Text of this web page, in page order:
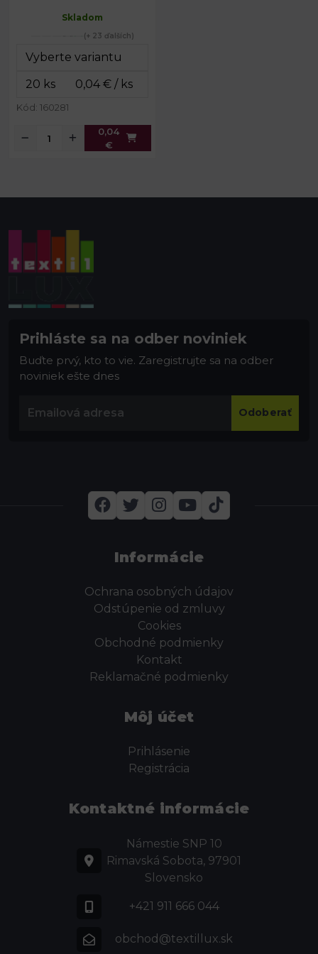
Skladom
(+ 23 ďalších)
Kód: 160281
0,04
€
Prihláste sa na odber noviniek
Buďte prvý, kto to vie. Zaregistrujte sa na odber
noviniek ešte dnes
Odoberať
Informácie
Ochrana osobných údajov
Odstúpenie od zmluvy
Cookies
Obchodné podmienky
Kontakt
Reklamačné podmienky
Môj účet
Prihlásenie
Registrácia
Kontaktné informácie
Námestie SNP 10
Rimavská Sobota, 97901
Slovensko
+421 911 666 044
obchod@textillux.sk